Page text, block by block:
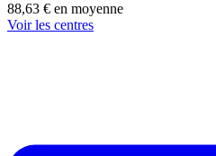
88,63 € en moyenne
Voir les centres